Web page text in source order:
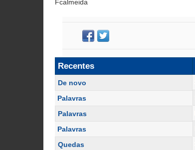
Fcalmeida
Recentes
De novo
Palavras
Palavras
Palavras
Quedas